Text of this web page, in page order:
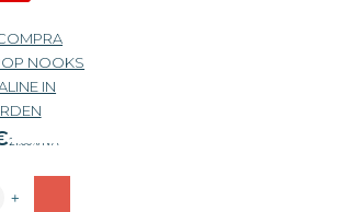
NOOKS
IN
21.00% IVA
20,99 €
+